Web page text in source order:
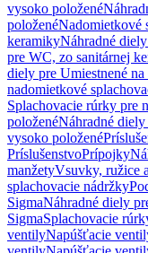
vysoko položené
položenéNadomietkové
keramikyNáhradné
pre WC, zo sanitárnej
diely pre Umiestnené
nadomietkové
Splachovacie rúrky pre
položenéNáhradné
vysoko položené
PríslušenstvoPrípojky
manžetyVsuvky, ružice
splachovacie nádržky
SigmaNáhradné diely
SigmaSplachovacie
ventilyNapúšťacie